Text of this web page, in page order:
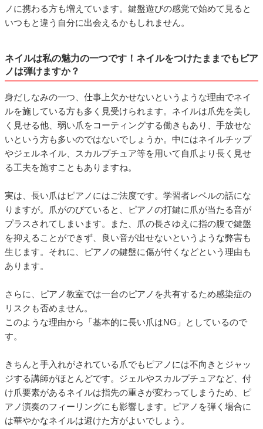
ノに携わる方も増えています。鍵盤遊びの感覚で始めて見ると
いつもと違う自分に出会えるかもしれません。
ネイルは私の魅力の一つです！ネイルをつけたままでもピア
ノは弾けますか？
身だしなみの一つ、仕事上欠かせないというような理由でネイ
ルを施している方も多く見受けられます。ネイルは爪先を美し
く見せる他、弱い爪をコーティングする働きもあり、手放せな
いという方も多いのではないでしょうか。中にはネイルチップ
やジェルネイル、スカルプチュア等を用いて自爪より長く見せ
る工夫を施すこともありますね。
実は、長い爪はピアノにはご法度です。学習者レベルの話にな
りますが。爪がのびていると、ピアノの打鍵に爪が当たる音が
プラスされてしまいます。また、爪の長さゆえに指の腹で鍵盤
を抑えることができず、良い音が出せないというような弊害も
生じます。それに、ピアノの鍵盤に傷が付くなどという理由も
あります。
さらに、ピアノ教室では一台のピアノを共有するため感染症の
リスクも否めません。
このような理由から「基本的に長い爪はNG」としているので
す。
きちんと手入れがされている爪でもピアノには不向きとジャッ
ジする講師がほとんどです。ジェルやスカルプチュアなど、付
け爪要素があるネイルは指先の重さが変わってしまうため、ピ
アノ演奏のフィーリングにも影響します。ピアノを弾く場合に
は華やかなネイルは避けた方がよいでしょう。